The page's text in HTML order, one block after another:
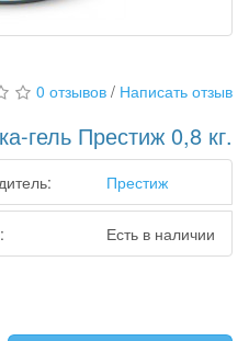
0 отзывов / Написать отзыв
гель Престиж 0,8 кг.
Престиж
Есть в наличии